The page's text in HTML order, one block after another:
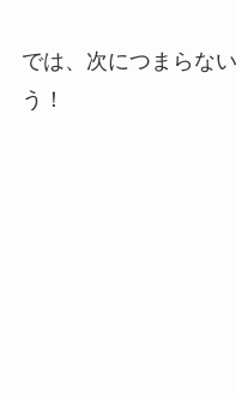
では、次につまらな
う！